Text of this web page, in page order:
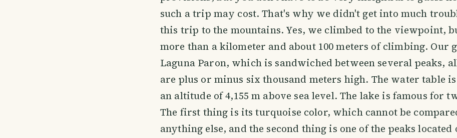
such a trip may cost. That's why we didn't get into much
this trip to the mountains. Yes, we climbed to the viewpoint,
more than a kilometer and about 100 meters of climbing. Our
Laguna Paron, which is sandwiched between several peaks,
are plus or minus six thousand meters high. The water table
an altitude of 4,155 m above sea level. The lake is famous for
The first thing is its turquoise color, which cannot be
anything else, and the second thing is one of the peaks located